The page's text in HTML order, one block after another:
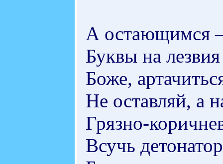
А остающимся
Буквы на
Боже,
Не оставляй, а
Грязно-
Всучь